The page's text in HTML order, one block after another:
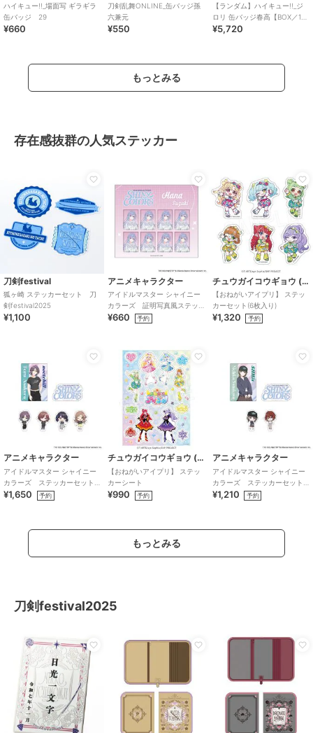
ハイキュー!!_場面写 ギラギラ
缶バッジ 29
¥660
刀剣乱舞ONLINE_缶バッジ孫
六兼元
¥550
【ランダム】ハイキュー!!_ジ
ロリ 缶バッジ春高【BOX／10
個入り】
¥5,720
もっとみる
存在感抜群の人気ステッカー
刀剣festival
狐ヶ崎 ステッカーセット 刀
剣festival2025
¥1,100
アニメキャラクター
アイドルマスター シャイニー
カラーズ 証明写真風ステッ
カー (鈴木羽那)
¥660 予約
チュウガイコウギョウ (Chugai Mining)
【おねがいアイプリ】 ステッ
カーセット(6枚入り)
¥1,320 予約
アニメキャラクター
アイドルマスター シャイニー
カラーズ ステッカーセット
(283プロ ノクチル)
¥1,650 予約
チュウガイコウギョウ (Chugai Mining)
【おねがいアイプリ】 ステッ
カーシート
¥990 予約
アニメキャラクター
アイドルマスター シャイニー
カラーズ ステッカーセット
(283プロ シーズ)
¥1,210 予約
もっとみる
刀剣festival2025